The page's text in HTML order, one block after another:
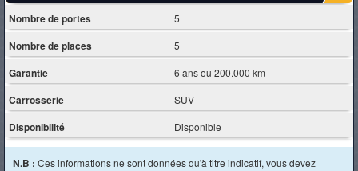
Nombre de portes 5
Nombre de places 5
Garantie 6 ans ou 200.000 km
Carrosserie SUV
Disponibilité Disponible
N.B : Ces informations ne sont données qu'à titre indicatif, vous devez